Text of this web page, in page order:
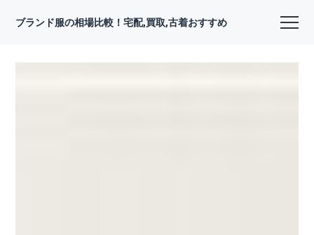
ブランド服の相場比較！宅配,買取,古着おすすめ